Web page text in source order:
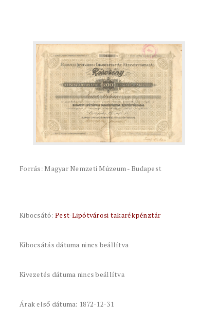
Forrás: Magyar Nemzeti Múzeum - Budapest
Kibocsátó:Pest-Lipótvárosi takarékpénztár
Kibocsátás dátuma nincs beállítva
Kivezetés dátuma nincs beállítva
Árak első dátuma: 1872-12-31